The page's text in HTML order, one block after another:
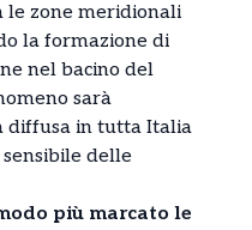
le zone meridionali
la formazione di
nel bacino del
sarà
diffusa in tutta Italia
delle
più marcato le